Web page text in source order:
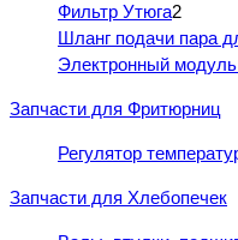
Фильтр Утюга2
Шланг подачи пара
Электронный
Запчасти для Фритюрниц
Регулятор
Запчасти для Хлебопечек